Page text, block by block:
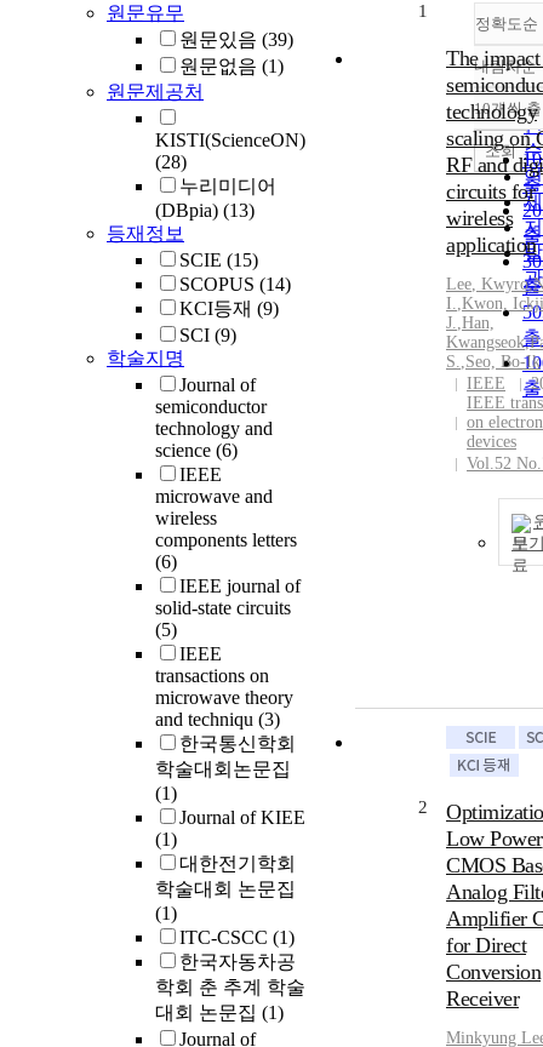
원문유무
원문있음 (39)
원문없음 (1)
원문제공처
KISTI(ScienceON)
(28)
누리미디어
(DBpia) (13)
등재정보
SCIE (15)
SCOPUS (14)
KCI등재 (9)
SCI (9)
학술지명
Journal of
semiconductor
technology and
science (6)
IEEE
microwave and
wireless
components letters
(6)
IEEE journal of
solid-state circuits
(5)
IEEE
transactions on
microwave theory
and techniqu (3)
한국통신학회
학술대회논문집
(1)
Journal of KIEE
(1)
대한전기학회
학술대회 논문집
(1)
ITC-CSCC (1)
한국자동차공
학회 춘 추계 학술
대회 논문집 (1)
Journal of
정확도순
순
순
내림차순
10개씩
조회
1
The
technology
scaling on
RF and
circuits for
wireless
application
Lee, Kwyro,
I.,Kwon,
J.,Han,
Kwangseok,
S.,Seo, Bo-Ik
IEEE
IEEE
on electron
devices
Vol.52
보
2
Low Power
CMOS
Analog
Amplifier
for Direct
Conversion
Receiver
Minkyung